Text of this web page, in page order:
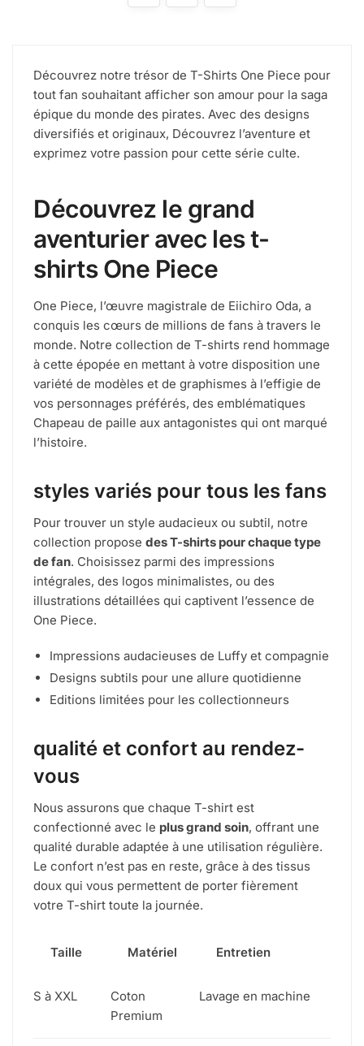
Découvrez notre trésor de T-Shirts One Piece pour
tout fan souhaitant afficher son amour pour la saga
épique du monde des pirates. Avec des designs
diversifiés et originaux, Découvrez l’aventure et
exprimez votre passion pour cette série culte.
Découvrez le grand
aventurier avec les t-
shirts One Piece
One Piece, l’œuvre magistrale de Eiichiro Oda, a
conquis les cœurs de millions de fans à travers le
monde. Notre collection de T-shirts rend hommage
à cette épopée en mettant à votre disposition une
variété de modèles et de graphismes à l’effigie de
vos personnages préférés, des emblématiques
Chapeau de paille aux antagonistes qui ont marqué
l’histoire.
styles variés pour tous les fans
Pour trouver un style audacieux ou subtil, notre
collection propose des T-shirts pour chaque type
de fan. Choisissez parmi des impressions
intégrales, des logos minimalistes, ou des
illustrations détaillées qui captivent l’essence de
One Piece.
Impressions audacieuses de Luffy et compagnie
Designs subtils pour une allure quotidienne
Editions limitées pour les collectionneurs
qualité et confort au rendez-
vous
Nous assurons que chaque T-shirt est
confectionné avec le plus grand soin, offrant une
qualité durable adaptée à une utilisation régulière.
Le confort n’est pas en reste, grâce à des tissus
doux qui vous permettent de porter fièrement
votre T-shirt toute la journée.
Taille Matériel Entretien
S à XXL
Coton
Premium
Lavage en machine